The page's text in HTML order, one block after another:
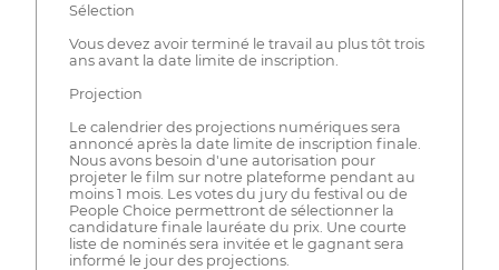
Sélection
Vous devez avoir terminé le travail au plus tôt trois
ans avant la date limite de inscription.
Projection
Le calendrier des projections numériques sera
annoncé après la date limite de inscription finale.
Nous avons besoin d'une autorisation pour
projeter le film sur notre plateforme pendant au
moins 1 mois. Les votes du jury du festival ou de
People Choice permettront de sélectionner la
candidature finale lauréate du prix. Une courte
liste de nominés sera invitée et le gagnant sera
informé le jour des projections.